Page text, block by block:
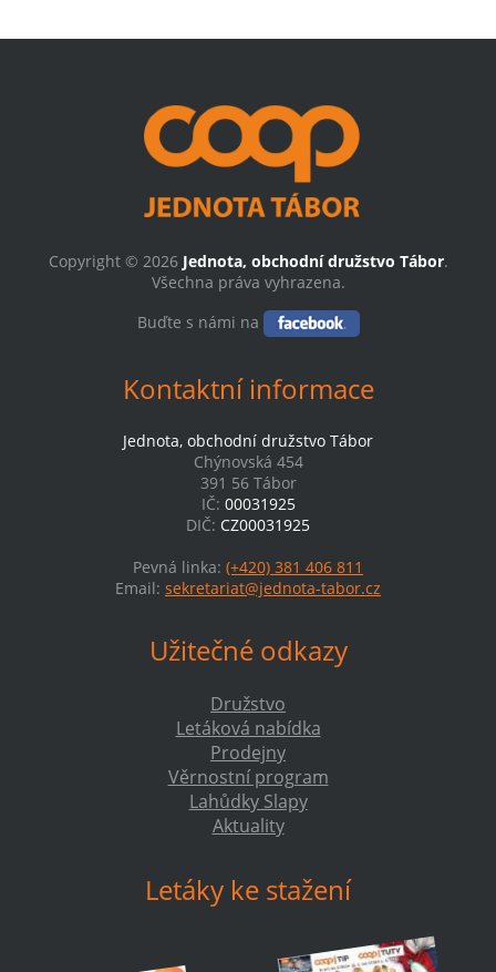
Copyright © 2026 Jednota, obchodní družstvo Tábor.
Všechna práva vyhrazena.
Buďte s námi na
Kontaktní informace
Jednota, obchodní družstvo Tábor
Chýnovská 454
391 56 Tábor
IČ: 00031925
DIČ: CZ00031925
Pevná linka: (+420) 381 406 811
Email: sekretariat@jednota-tabor.cz
Užitečné odkazy
Družstvo
Letáková nabídka
Prodejny
Věrnostní program
Lahůdky Slapy
Aktuality
Letáky ke stažení